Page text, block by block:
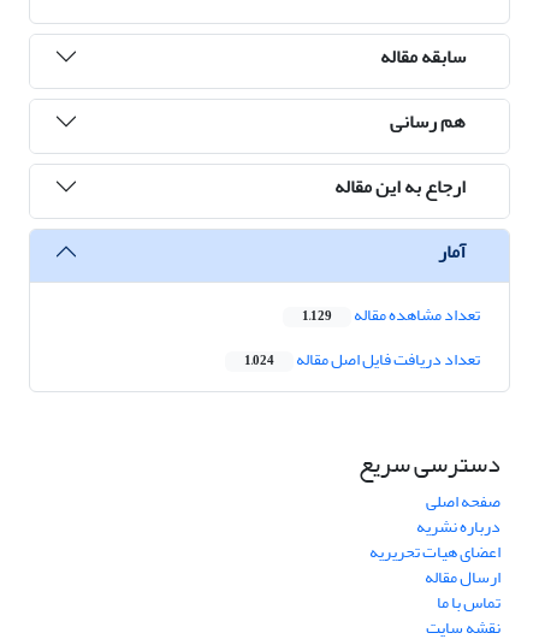
سابقه مقاله
هم رسانی
ارجاع به این مقاله
آمار
تعداد مشاهده مقاله 1,129
تعداد دریافت فایل اصل مقاله 1,024
دسترسی سریع
صفحه اصلی
درباره نشریه
اعضای هیات تحریریه
ارسال مقاله
تماس با ما
نقشه سایت